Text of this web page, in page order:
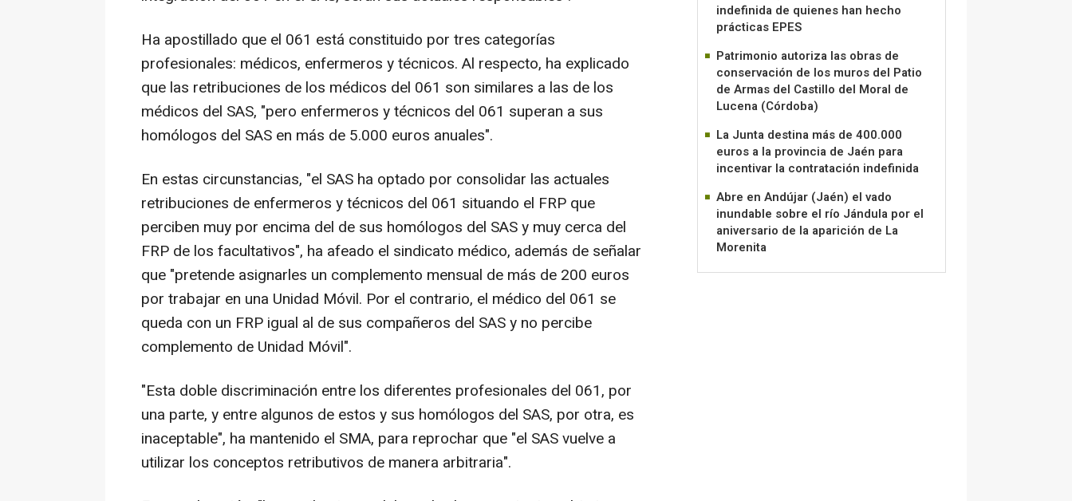
Ha apostillado que el 061 está constituido por tres categorías
profesionales: médicos, enfermeros y técnicos. Al respecto, ha explicado
que las retribuciones de los médicos del 061 son similares a las de los
médicos del SAS, "pero enfermeros y técnicos del 061 superan a sus
homólogos del SAS en más de 5.000 euros anuales".
En estas circunstancias, "el SAS ha optado por consolidar las actuales
retribuciones de enfermeros y técnicos del 061 situando el FRP que
perciben muy por encima del de sus homólogos del SAS y muy cerca del
FRP de los facultativos", ha afeado el sindicato médico, además de señalar
que "pretende asignarles un complemento mensual de más de 200 euros
por trabajar en una Unidad Móvil. Por el contrario, el médico del 061 se
queda con un FRP igual al de sus compañeros del SAS y no percibe
complemento de Unidad Móvil".
"Esta doble discriminación entre los diferentes profesionales del 061, por
una parte, y entre algunos de estos y sus homólogos del SAS, por otra, es
inaceptable", ha mantenido el SMA, para reprochar que "el SAS vuelve a
utilizar los conceptos retributivos de manera arbitraria".
indefinida de quienes han hecho
prácticas EPES
Patrimonio autoriza las obras de
conservación de los muros del Patio
de Armas del Castillo del Moral de
Lucena (Córdoba)
La Junta destina más de 400.000
euros a la provincia de Jaén para
incentivar la contratación indefinida
Abre en Andújar (Jaén) el vado
inundable sobre el río Jándula por el
aniversario de la aparición de La
Morenita